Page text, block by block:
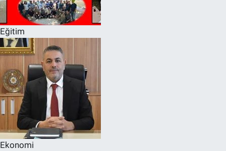
Eğitim
Ekonomi